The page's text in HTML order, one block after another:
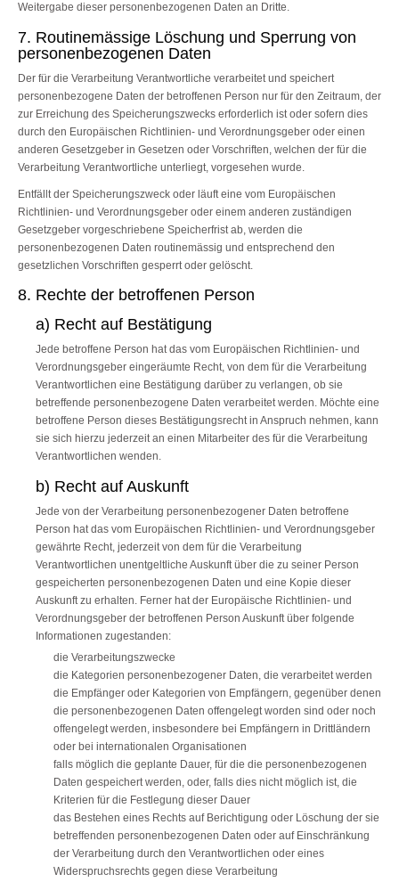
Weitergabe dieser personenbezogenen Daten an Dritte.
7. Routinemässige Löschung und Sperrung von
personenbezogenen Daten
Der für die Verarbeitung Verantwortliche verarbeitet und speichert
personenbezogene Daten der betroffenen Person nur für den Zeitraum, der
zur Erreichung des Speicherungszwecks erforderlich ist oder sofern dies
durch den Europäischen Richtlinien- und Verordnungsgeber oder einen
anderen Gesetzgeber in Gesetzen oder Vorschriften, welchen der für die
Verarbeitung Verantwortliche unterliegt, vorgesehen wurde.
Entfällt der Speicherungszweck oder läuft eine vom Europäischen
Richtlinien- und Verordnungsgeber oder einem anderen zuständigen
Gesetzgeber vorgeschriebene Speicherfrist ab, werden die
personenbezogenen Daten routinemässig und entsprechend den
gesetzlichen Vorschriften gesperrt oder gelöscht.
8. Rechte der betroffenen Person
a) Recht auf Bestätigung
Jede betroffene Person hat das vom Europäischen Richtlinien- und
Verordnungsgeber eingeräumte Recht, von dem für die Verarbeitung
Verantwortlichen eine Bestätigung darüber zu verlangen, ob sie
betreffende personenbezogene Daten verarbeitet werden. Möchte eine
betroffene Person dieses Bestätigungsrecht in Anspruch nehmen, kann
sie sich hierzu jederzeit an einen Mitarbeiter des für die Verarbeitung
Verantwortlichen wenden.
b) Recht auf Auskunft
Jede von der Verarbeitung personenbezogener Daten betroffene
Person hat das vom Europäischen Richtlinien- und Verordnungsgeber
gewährte Recht, jederzeit von dem für die Verarbeitung
Verantwortlichen unentgeltliche Auskunft über die zu seiner Person
gespeicherten personenbezogenen Daten und eine Kopie dieser
Auskunft zu erhalten. Ferner hat der Europäische Richtlinien- und
Verordnungsgeber der betroffenen Person Auskunft über folgende
Informationen zugestanden:
die Verarbeitungszwecke
die Kategorien personenbezogener Daten, die verarbeitet werden
die Empfänger oder Kategorien von Empfängern, gegenüber denen
die personenbezogenen Daten offengelegt worden sind oder noch
offengelegt werden, insbesondere bei Empfängern in Drittländern
oder bei internationalen Organisationen
falls möglich die geplante Dauer, für die die personenbezogenen
Daten gespeichert werden, oder, falls dies nicht möglich ist, die
Kriterien für die Festlegung dieser Dauer
das Bestehen eines Rechts auf Berichtigung oder Löschung der sie
betreffenden personenbezogenen Daten oder auf Einschränkung
der Verarbeitung durch den Verantwortlichen oder eines
Widerspruchsrechts gegen diese Verarbeitung